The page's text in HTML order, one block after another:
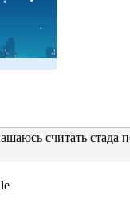
считать